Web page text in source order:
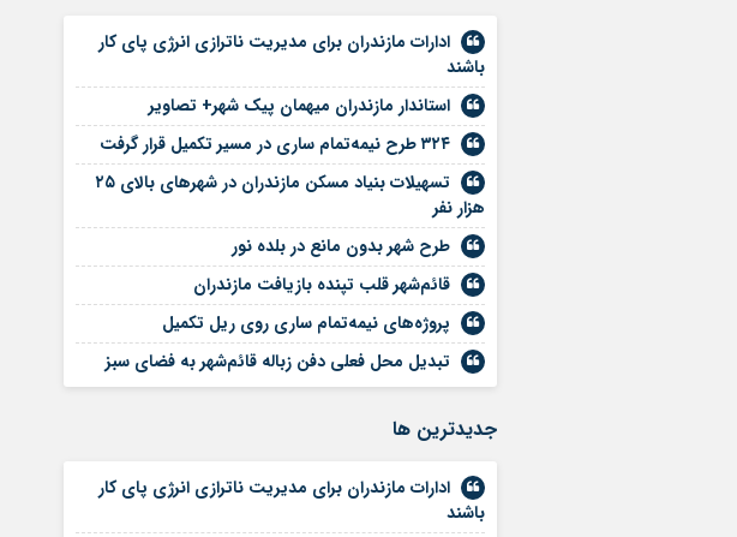
ادارات مازندران برای مدیریت ناترازی انرژی پای کار
باشند
استاندار مازندران میهمان پیک شهر+ تصاویر
۳۲۴ طرح نیمه‌تمام ساری در مسیر تکمیل قرار گرفت
تسهیلات بنیاد مسکن مازندران در شهر‌های بالای ۲۵
هزار نفر
طرح شهر بدون مانع در بلده نور
قائم‌شهر قلب تپنده بازیافت مازندران
پروژه‌های نیمه‌تمام ساری روی ریل تکمیل
تبدیل محل فعلی دفن زباله قائم‌شهر به فضای سبز
جديدترين ها
ادارات مازندران برای مدیریت ناترازی انرژی پای کار
باشند